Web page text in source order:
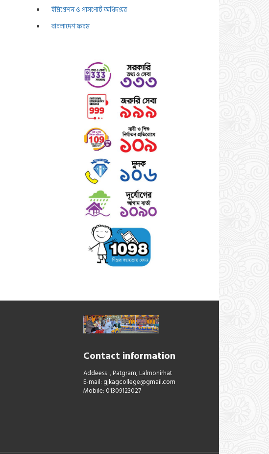
ইমিগ্রেশন ও পাসপোর্ট অধিদপ্তর
বাংলাদেশ ফরম
Contact information
Addeess :, Patgram, Lalmonirhat
E-mail: gjkagcollege@gmail.com
Mobile: 01309123027